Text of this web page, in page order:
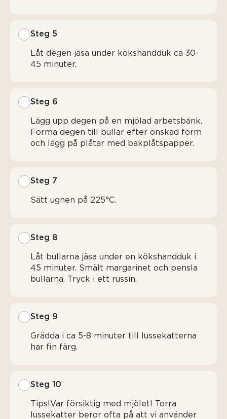
Steg 5
Låt degen jäsa under kökshandduk ca 30-
45 minuter.
Steg 6
Lägg upp degen på en mjölad arbetsbänk.
Forma degen till bullar efter önskad form
och lägg på plåtar med bakplåtspapper.
Steg 7
Sätt ugnen på 225°C.
Steg 8
Låt bullarna jäsa under en kökshandduk i
45 minuter. Smält margarinet och pensla
bullarna. Tryck i ett russin.
Steg 9
Grädda i ca 5-8 minuter till lussekatterna
har fin färg.
Steg 10
Tips!Var försiktig med mjölet! Torra
lussekatter beror ofta på att vi använder